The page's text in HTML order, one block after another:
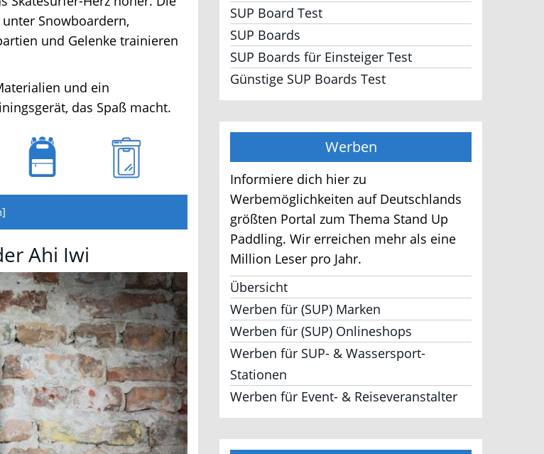
Snowboardern,
und Gelenke trainieren
und ein
das Spaß macht.
Ahi Iwi
SUP Board Test
SUP Boards
SUP Boards für Einsteiger Test
Günstige SUP Boards Test
Werben
Informiere dich hier zu
Werbemöglichkeiten auf Deutschlands
größten Portal zum Thema Stand Up
Paddling. Wir erreichen mehr als eine
Million Leser pro Jahr.
Übersicht
Werben für (SUP) Marken
Werben für (SUP) Onlineshops
Werben für SUP- & Wassersport-
Stationen
Werben für Event- & Reiseveranstalter